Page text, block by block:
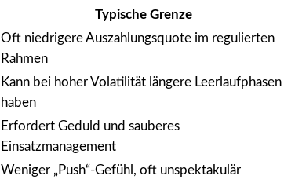
Typische Grenze
Oft niedrigere Auszahlungsquote im regulierten
Rahmen
Kann bei hoher Volatilität längere Leerlaufphasen
haben
Erfordert Geduld und sauberes
Einsatzmanagement
Weniger „Push“-Gefühl, oft unspektakulär